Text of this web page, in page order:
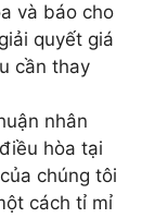
và báo cho
quyết giá
cần thay
nhân
hòa tại
chúng tôi
cách tỉ mỉ